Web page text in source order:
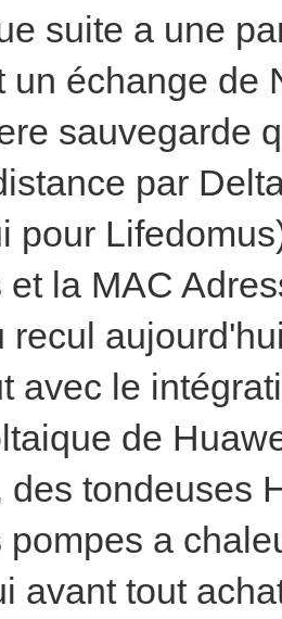
suite a une
un échange de
sauvegarde
par
pour
et la MAC
recul
avec le
de
des tondeuses
pompes a
avant tout